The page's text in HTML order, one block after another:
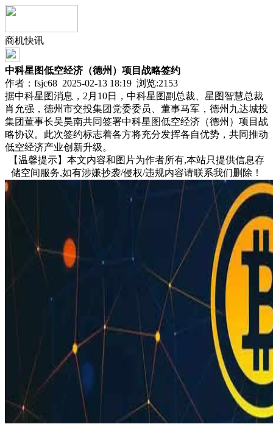
商机快讯
中科星图低空经济（德州）项目战略签约
作者：fsjc68 2025-02-13 18:19 浏览:2153
据中科星图消息，2月10日，中科星图副总裁、星图智慧总裁
肖允强，德州市交投集团党委委员、董事马军，德州九达城投
集团董事长吴昊南共同签署中科星图低空经济（德州）项目战
略协议。此次签约标志着各方将充分发挥各自优势，共同推动
低空经济产业创新升级。
【温馨提示】本文内容和图片为作者所有,本站只提供信息存
储空间服务,如有涉嫌抄袭/侵权/违规内容请联系我们删除！